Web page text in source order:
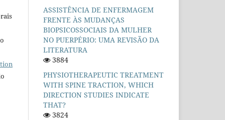
ASSISTÊNCIA DE ENFERMAGEM
FRENTE ÀS MUDANÇAS
BIOPSICOSSOCIAIS DA MULHER
NO PUERPÉRIO: UMA REVISÃO DA
LITERATURA
3884
PHYSIOTHERAPEUTIC TREATMENT
WITH SPINE TRACTION, WHICH
DIRECTION STUDIES INDICATE
THAT?
3824